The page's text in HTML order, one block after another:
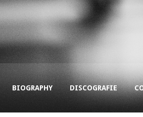
BIOGRAPHY DISCOGRAFIE